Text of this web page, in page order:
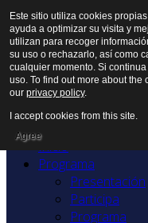
Inicio
Programa
Presentación
Participa
Programa
Este sitio utiliza cookies
ayuda a optimizar su visita y
utilizan para recoger
su uso o rechazarlo, así como
cualquier momento. Si
uso. To find out more about the
our privacy policy.
I accept cookies from this site.
Agree